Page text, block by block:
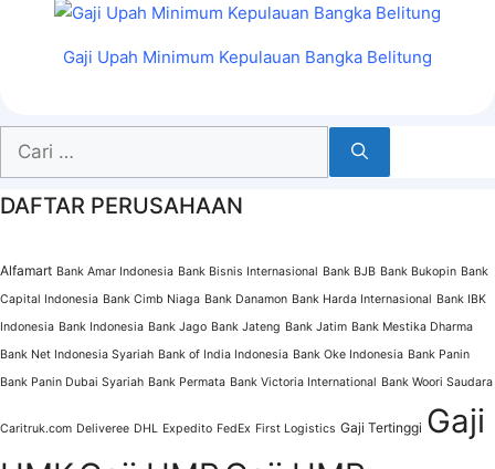
Gaji Upah Minimum Kepulauan Bangka Belitung
Cari
DAFTAR PERUSAHAAN
Alfamart Bank Amar Indonesia Bank Bisnis Internasional Bank BJB Bank Bukopin Bank
Capital Indonesia Bank Cimb Niaga Bank Danamon Bank Harda Internasional Bank IBK
Indonesia Bank Indonesia Bank Jago Bank Jateng Bank Jatim Bank Mestika Dharma
Bank Net Indonesia Syariah Bank of India Indonesia Bank Oke Indonesia Bank Panin
Bank Panin Dubai Syariah Bank Permata Bank Victoria International Bank Woori Saudara
Caritruk.com Deliveree DHL Expedito FedEx First Logistics Gaji Tertinggi Gaji